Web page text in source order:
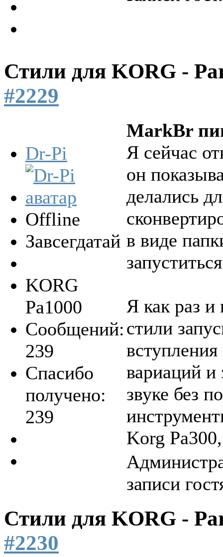
Стили для KORG -
#2229
Dr-Pi
Offline
Завсегдатай
KORG
Pa1000
Сообщений:
239
Спасибо
получено:
239
MarkBr
Я сейчас
он
делались
в виде
Я как раз и
стили
вариаций
звуке без
Korg
записи
Стили для KORG -
#2230